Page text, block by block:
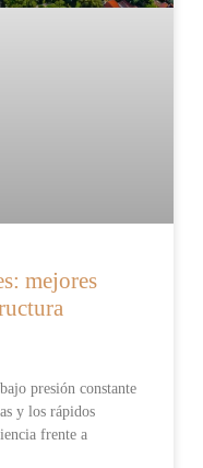
mejores
presión constante
y los rápidos
frente a